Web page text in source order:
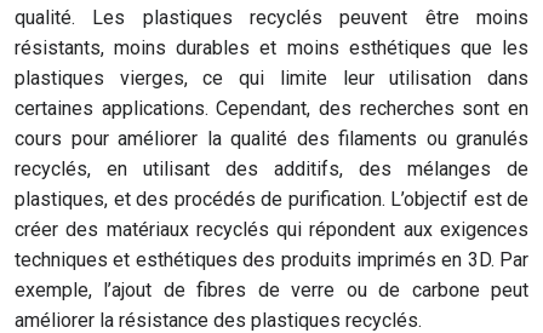
qualité. Les plastiques recyclés peuvent être moins
résistants, moins durables et moins esthétiques que les
plastiques vierges, ce qui limite leur utilisation dans
certaines applications. Cependant, des recherches sont en
cours pour améliorer la qualité des filaments ou granulés
recyclés, en utilisant des additifs, des mélanges de
plastiques, et des procédés de purification. L’objectif est de
créer des matériaux recyclés qui répondent aux exigences
techniques et esthétiques des produits imprimés en 3D. Par
exemple, l’ajout de fibres de verre ou de carbone peut
améliorer la résistance des plastiques recyclés.